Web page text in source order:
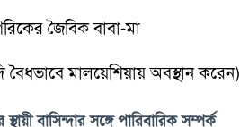
জৈবিক বাবা-মা
বৈধভাবে মালয়েশিয়ায় অবস্থান করেন)
বাসিন্দার সঙ্গে পারিবারিক সম্পর্ক